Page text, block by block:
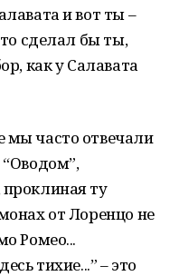
и вот ты –
сделал бы ты,
как у Салавата
мы часто отвечали
ту
от Лоренцо не
Ромео...
тихие...” – это